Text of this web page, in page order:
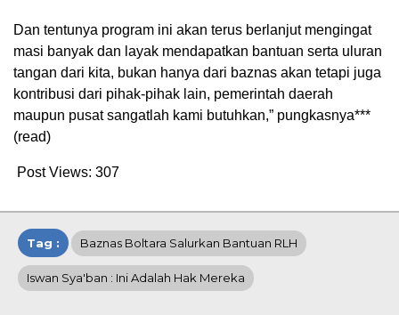
Dan tentunya program ini akan terus berlanjut mengingat
masi banyak dan layak mendapatkan bantuan serta uluran
tangan dari kita, bukan hanya dari baznas akan tetapi juga
kontribusi dari pihak-pihak lain, pemerintah daerah
maupun pusat sangatlah kami butuhkan,” pungkasnya***
(read)
Post Views: 307
Tag : Baznas Boltara Salurkan Bantuan RLH
Iswan Sya'ban : Ini Adalah Hak Mereka